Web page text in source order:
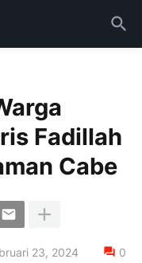
Fadillah
Cabe
23, 2024 0